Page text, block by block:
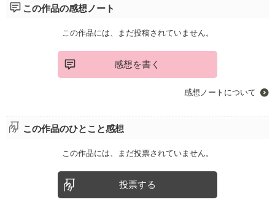
この作品の感想ノート
この作品には、まだ投稿されていません。
感想を書く
感想ノートについて
この作品のひとこと感想
この作品には、まだ投票されていません。
投票する